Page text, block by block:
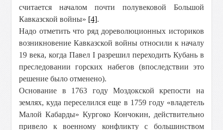
считается началом почти полувековой Большой
Кавказской войны» [4].
Надо отметить что ряд дореволюционных историков
возникновение Кавказской войны относили к началу
19 века, когда Павел I разрешил переходить Кубань в
преследовании горских набегов (впоследствии это
решение было отменено).
Основание в 1763 году Моздокской крепости на
землях, куда переселился еще в 1759 году «владетель
Малой Кабарды» Кургоко Кончокин, действительно
привело к военному конфликту с большинством